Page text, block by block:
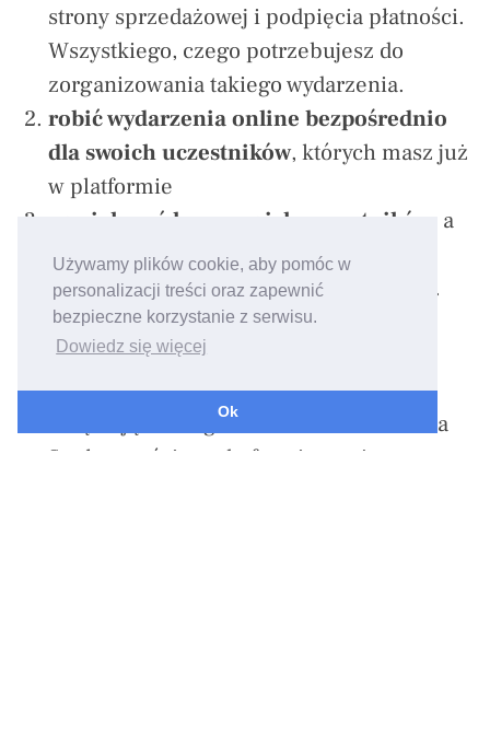
Używamy plików cookie, aby pomóc w
personalizacji treści oraz zapewnić
bezpieczne korzystanie z serwisu.
Dowiedz się więcej
Ok
strony sprzedażowej i podpięcia płatności.
Wszystkiego, czego potrzebujesz do
zorganizowania takiego wydarzenia.
robić wydarzenia online bezpośrednio
dla swoich uczestników, których masz już
w platformie
powiększać bazę swoich uczestników, a
tym samym potencjalnych klientów
skrócić ścieżkę dokonywania zakupu
.
podpiąć pod stronę piksel FB
wykorzystać to w swoich działaniach
marketingowych
dołączając do tego możliwość stworzenia
Społeczności na platformie, możesz